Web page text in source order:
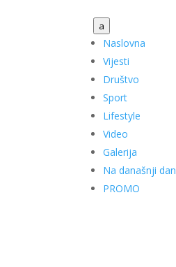
a
Naslovna
Vijesti
Društvo
Sport
Lifestyle
Video
Galerija
Na današnji dan
PROMO